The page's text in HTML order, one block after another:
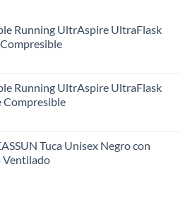
Running UltrAspire UltraFlask
Running UltrAspire UltraFlask
Compresible
Tuca Unisex Negro con
Ventilado